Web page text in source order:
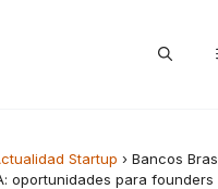
Startup › Bancos
oportunidades para founders